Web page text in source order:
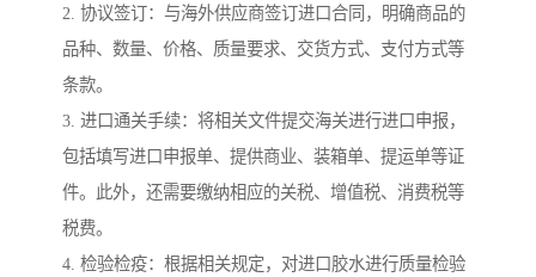
2. 协议签订：与海外供应商签订进口合同，明确商品的
品种、数量、价格、质量要求、交货方式、支付方式等
条款。
3. 进口通关手续：将相关文件提交海关进行进口申报，
包括填写进口申报单、提供商业、装箱单、提运单等证
件。此外，还需要缴纳相应的关税、增值税、消费税等
税费。
4. 检验检疫：根据相关规定，对进口胶水进行质量检验